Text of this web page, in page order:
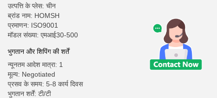
उत्पत्ति के प्लेस: चीन
ब्रांड नाम: HOMSH
प्रमाणन: ISO9001
मॉडल संख्या: एमआई30-500
भुगतान और शिपिंग की शर्तें
न्यूनतम आदेश मात्रा: 1
मूल्य: Negotiated
प्रसव के समय: 5-8 कार्य दिवस
भुगतान शर्तें: टी/टी